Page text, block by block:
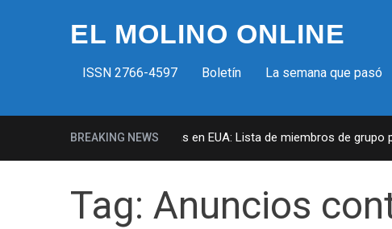
EL MOLINO ONLINE
ISSN 2766-4597 Boletín La semana que pasó
BREAKING NEWS
Milicias fascistas en EUA: Lista de miembros de grupo
Tag: Anuncios